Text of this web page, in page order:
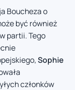
Boucheza o
być również
partii. Tego
Sophie
członków